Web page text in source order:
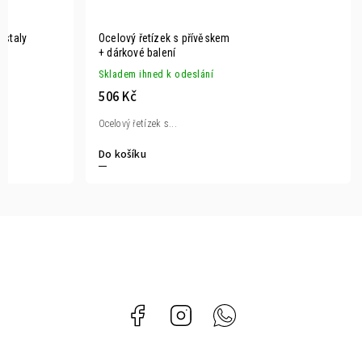
Ocelový řetízek s přívěskem
+ dárkové balení
Skladem ihned k odeslání
506 Kč
Do košíku
Ocelový řetízek s...
Facebook Instagram